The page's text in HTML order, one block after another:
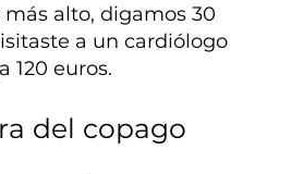
alto, digamos 30
a un cardiólogo
120 euros.
del copago